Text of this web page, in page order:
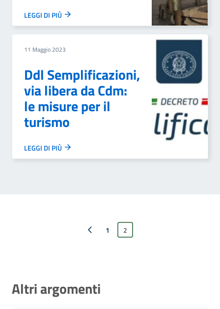
LEGGI DI PIÙ
11 Maggio 2023
Ddl Semplificazioni,
via libera da Cdm:
le misure per il
turismo
LEGGI DI PIÙ
Pagina precedente
1 2
Altri argomenti